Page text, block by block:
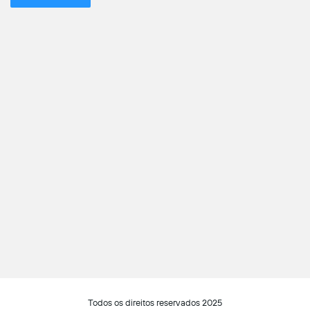
Todos os direitos reservados 2025